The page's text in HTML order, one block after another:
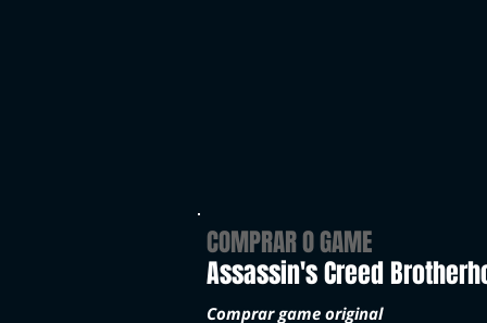
COMPRAR O GAME
Assassin's Creed
Comprar game original